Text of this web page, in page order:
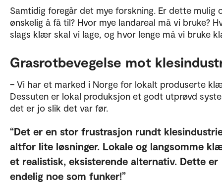
Samtidig foregår det mye forskning. Er dette mulig
ønskelig å få til? Hvor mye landareal må vi bruke?
slags klær skal vi lage, og hvor lenge må vi bruke
Grasrotbevegelse mot
– Vi har et marked i Norge for lokalt produserte
Dessuten er lokal produksjon et godt utprøvd
det er jo slik det var før.
Det er en stor frustrasjon rundt
altfor lite løsninger. Lokale og langsomme
et realistisk, eksisterende alternativ. Dette er
endelig noe som funker!